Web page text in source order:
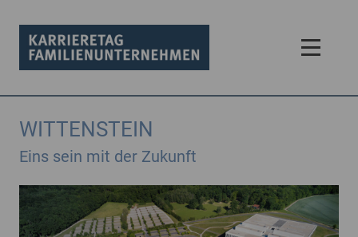
WITTENSTEIN
Eins sein mit der Zukunft